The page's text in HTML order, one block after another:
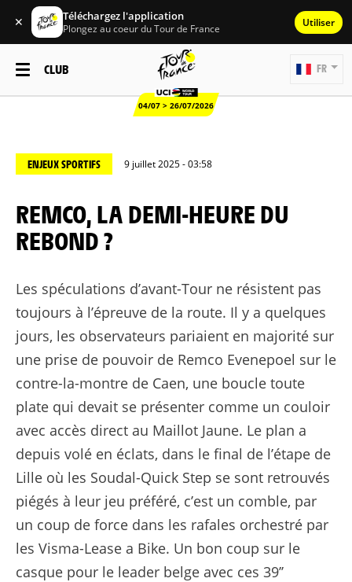
✕ Téléchargez l'application
Plongez au coeur du Tour de France Utiliser
CLUB
04/07 > 26/07/2026
FR
ENJEUX SPORTIFS 9 juillet 2025 - 03:58
REMCO, LA DEMI-HEURE DU
REBOND ?
Les spéculations d’avant-Tour ne résistent pas
toujours à l’épreuve de la route. Il y a quelques
jours, les observateurs pariaient en majorité sur
une prise de pouvoir de Remco Evenepoel sur le
contre-la-montre de Caen, une boucle toute
plate qui devait se présenter comme un couloir
avec accès direct au Maillot Jaune. Le plan a
depuis volé en éclats, dans le final de l’étape de
Lille où les Soudal-Quick Step se sont retrouvés
piégés à leur jeu préféré, c’est un comble, par
un coup de force dans les rafales orchestré par
les Visma-Lease a Bike. Un bon coup sur le
casque pour le leader belge avec ces 39’’